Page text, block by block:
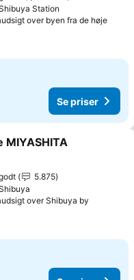
Station
over byen fra de høje
Se priser
favoritter
MIYASHITA
5.875
over Shibuya by